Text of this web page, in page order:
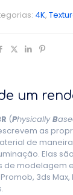
4K,
um
(PhysicallyB
as
de
Elas
de modelagem
3ds